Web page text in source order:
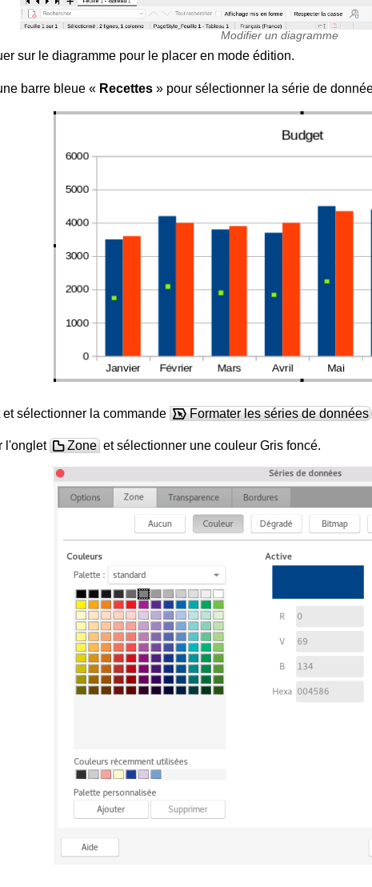
Modifier un diagramme
sur le diagramme pour le placer en mode édition.
barre bleue « Recettes » pour sélectionner la série de
sélectionner la commande Formater les séries de données
l'onglet Zone et sélectionner une couleur Gris foncé.